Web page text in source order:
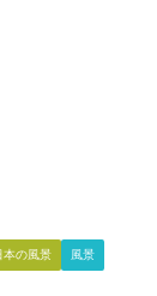
本の風景 風景